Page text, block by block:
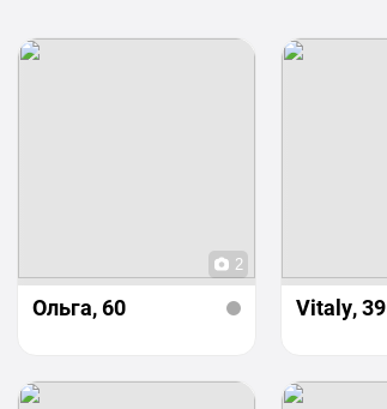
2
Ольга, 60 Vitaly, 39